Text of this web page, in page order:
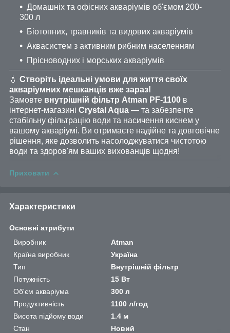
Домашніх та офісних акваріумів об'ємом 200-
300 л
Біотопних, травників та видових акваріумів
Аквасистем з активним рибним населенням
Прісноводних і морських акваріумів
💧 Створіть ідеальні умови для життя своїх
акваріумних мешканців вже зараз!
Замовте внутрішній фільтр Atman PF-1100 в
інтернет-магазині Crystal Aqua — та забезпечте
стабільну фільтрацію води та насичення киснем у
вашому акваріумі. Ви отримаєте надійне та довговічне
рішення, яке дозволить насолоджуватися чистотою
води та здоров'ям ваших вихованців щодня!
Приховати
Характеристики
Основні атрибути
Виробник
Atman
Країна виробник
Україна
Тип
Внутрішній фільтр
Потужність
15 Вт
Об'єм акваріума
300 л
Продуктивність
1100 л/год
Висота підйому води
1.4 м
Стан
Новий